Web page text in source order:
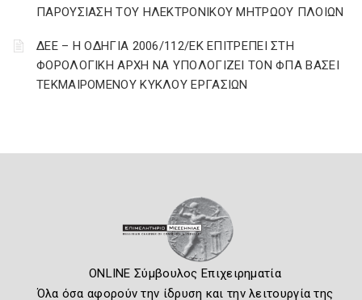
ΠΑΡΟΥΣΙΑΣΗ ΤΟΥ ΗΛΕΚΤΡΟΝΙΚΟΥ ΜΗΤΡΩΟΥ ΠΛΟΙΩΝ
ΔΕΕ – Η ΟΔΗΓΙΑ 2006/112/ΕΚ ΕΠΙΤΡΕΠΕΙ ΣΤΗ
ΦΟΡΟΛΟΓΙΚΗ ΑΡΧΗ ΝΑ ΥΠΟΛΟΓΙΖΕΙ ΤΟΝ ΦΠΑ ΒΑΣΕΙ
ΤΕΚΜΑΙΡΟΜΕΝΟΥ ΚΥΚΛΟΥ ΕΡΓΑΣΙΩΝ
ONLINE Σύμβουλος Επιχειρηματία
Όλα όσα αφορούν την ίδρυση και την λειτουργία της